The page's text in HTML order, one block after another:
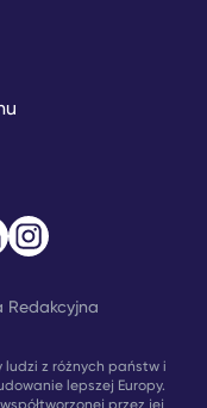
ludzi z różnych państw i
lepszej Europy.
Redakcyjna